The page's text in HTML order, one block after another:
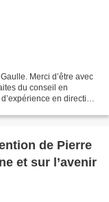
Merci d’être avec
du conseil en
en direction
de Pierre
et sur l’avenir